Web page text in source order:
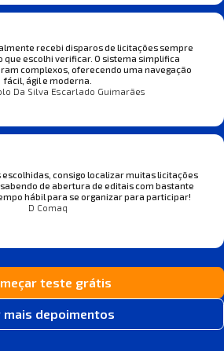
recebi disparos de licitações sempre
que escolhi verificar. O sistema simplifica
complexos, oferecendo uma navegação
fácil, ágil e moderna.
Da Silva Escarlado Guimarães
escolhidas, consigo localizar muitas licitações
de abertura de editais com bastante
hábil para se organizar para participar!
D Comaq
teste grátis
mais depoimentos